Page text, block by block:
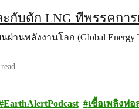
กับดัก LNG ที่พรรคการ
ผ่านพลังงานโลก (Global Energy
EarthAlertPodcast เชื้อเพลิงฟอ